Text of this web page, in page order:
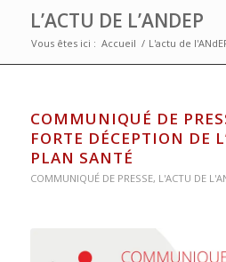
L’ACTU DE L’ANDEP
Vous êtes ici : Accueil / L'actu de
COMMUNIQUÉ DE
FORTE DÉCEPTION DE
PLAN SANTÉ
COMMUNIQUÉ DE PRESSE, L'ACTU DE